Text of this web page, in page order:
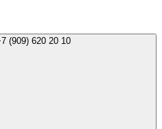
+7 (909) 620 20 10